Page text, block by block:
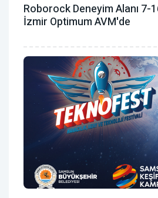
Roborock Deneyim Alanı
İzmir Optimum AVM'de